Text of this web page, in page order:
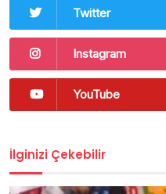
Twitter
Instagram
YouTube
İlginizi Çekebilir